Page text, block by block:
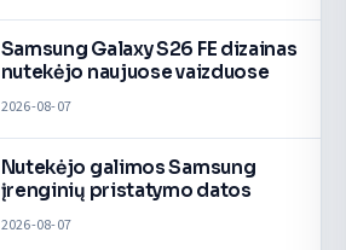
Samsung Galaxy S26 FE dizainas
nutekėjo naujuose vaizduose
2026-08-07
Nutekėjo galimos Samsung
įrenginių pristatymo datos
2026-08-07